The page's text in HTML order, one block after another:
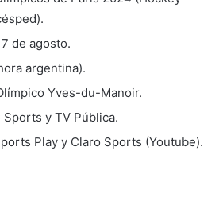
de agosto.
argentina).
Yves-du-Manoir.
y TV Pública.
Play y Claro Sports (Youtube).